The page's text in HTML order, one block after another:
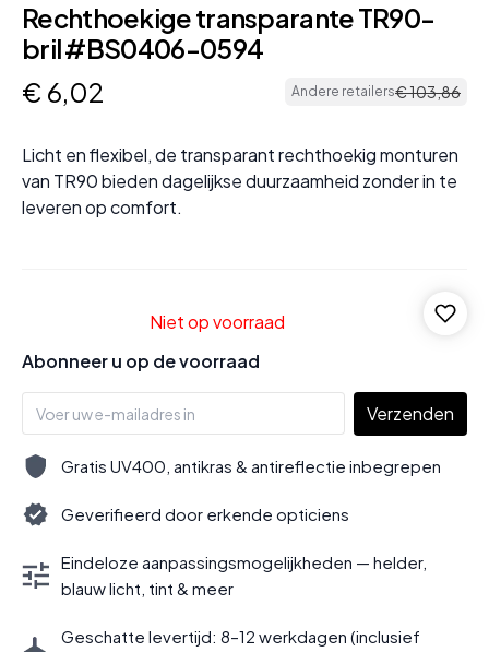
Rechthoekige transparante TR90-
bril #BS0406-0594
€ 6,02 Andere retailers€103,86
Licht en flexibel, de transparant rechthoekig monturen
van TR90 bieden dagelijkse duurzaamheid zonder in te
leveren op comfort.
Niet op voorraad
Abonneer u op de voorraad
Verzenden
Gratis UV400, antikras & antireflectie inbegrepen
Geverifieerd door erkende opticiens
Eindeloze aanpassingsmogelijkheden — helder,
blauw licht, tint & meer
Geschatte levertijd: 8–12 werkdagen (inclusief